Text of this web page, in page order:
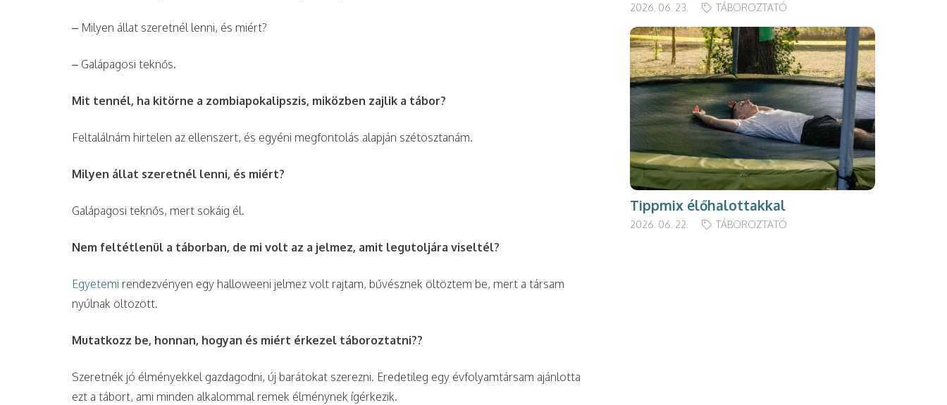
– Milyen állat szeretnél lenni, és miért?
– Galápagosi teknős.
Mit tennél, ha kitörne a zombiapokalipszis, miközben zajlik a tábor?
Feltalálnám hirtelen az ellenszert, és egyéni megfontolás alapján szétosztanám.
Milyen állat szeretnél lenni, és miért?
Galápagosi teknős, mert sokáig él.
Nem feltétlenül a táborban, de mi volt az a jelmez, amit legutoljára viseltél?
Egyetemi rendezvényen egy halloweeni jelmez volt rajtam, bűvésznek öltöztem be, mert a társam
nyúlnak öltözött.
Mutatkozz be, honnan, hogyan és miért érkezel táboroztatni??
Szeretnék jó élményekkel gazdagodni, új barátokat szerezni. Eredetileg egy évfolyamtársam ajánlotta
ezt a tábort, ami minden alkalommal remek élménynek ígérkezik.
2026. 06. 23. TÁBOROZTATÓ
Tippmix élőhalottakkal
2026. 06. 22. TÁBOROZTATÓ